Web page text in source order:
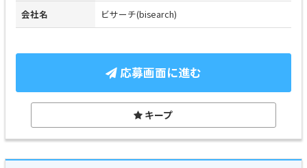
会社名 ビサーチ(bisearch)
応募画面に進む
キープ